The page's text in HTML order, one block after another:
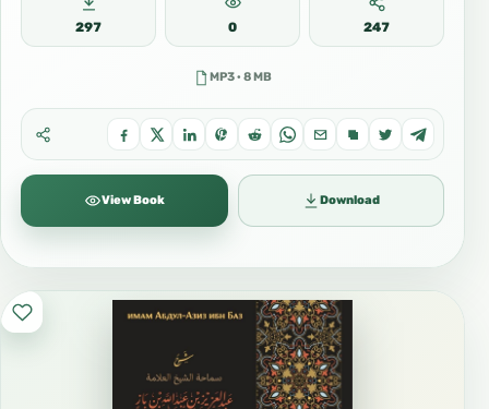
297 0 247
MP3 · 8 MB
View Book Download